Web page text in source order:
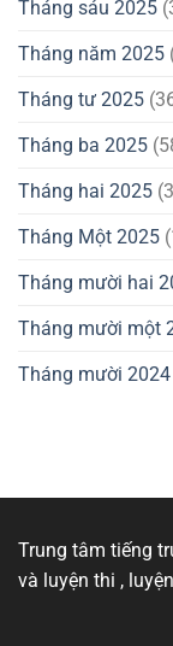
Tháng sáu 2025
Tháng năm 2025
Tháng tư 2025
Tháng ba 2025
Tháng hai 2025
Tháng Một 2025
Tháng mười hai
Tháng mười một
Tháng mười 2024
Trung tâm tiếng
và luyện thi ,